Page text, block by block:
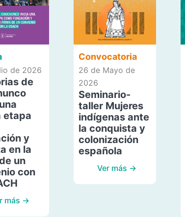
de 2026
de
etapa
y
en la
un
con
más →
Convocatoria
26 de Mayo de
2026
Seminario-
taller Mujeres
indígenas ante
la conquista y
colonización
española
Ver más →